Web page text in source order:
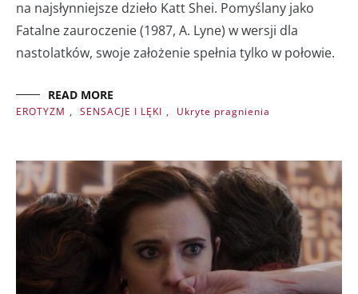
na najsłynniejsze dzieło Katt Shei. Pomyślany jako
Fatalne zauroczenie (1987, A. Lyne) w wersji dla
nastolatków, swoje założenie spełnia tylko w połowie.
READ MORE
EROTYZM , SENSACJE I LĘKI , Ukryte pragnienia